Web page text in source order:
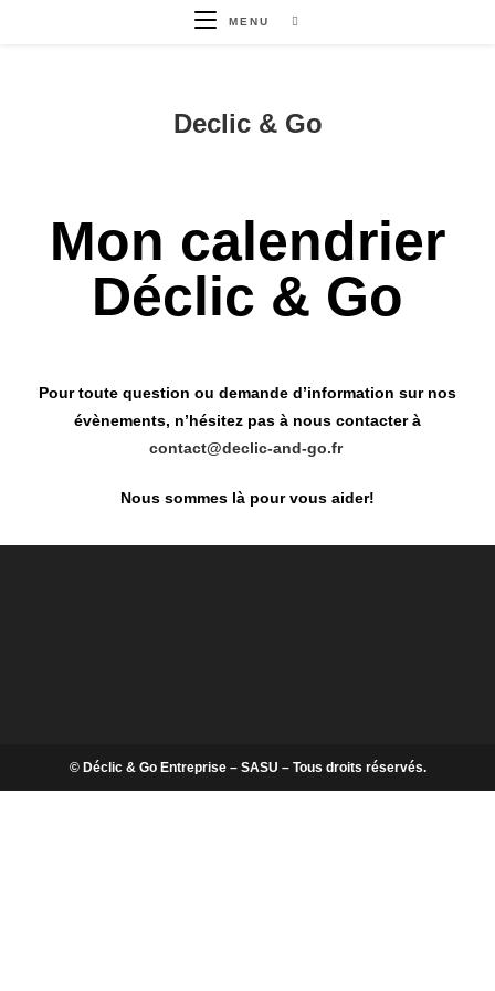
MENU
Declic & Go
Mon calendrier
Déclic & Go
Pour toute question ou demande d’information sur nos
évènements, n’hésitez pas à nous contacter à
contact@declic-and-go.fr
Nous sommes là pour vous aider!
© Déclic & Go Entreprise – SASU – Tous droits réservés.